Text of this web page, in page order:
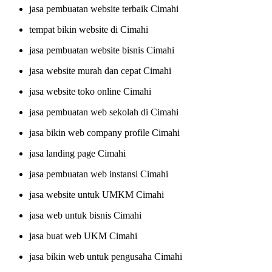
jasa pembuatan website terbaik Cimahi
tempat bikin website di Cimahi
jasa pembuatan website bisnis Cimahi
jasa website murah dan cepat Cimahi
jasa website toko online Cimahi
jasa pembuatan web sekolah di Cimahi
jasa bikin web company profile Cimahi
jasa landing page Cimahi
jasa pembuatan web instansi Cimahi
jasa website untuk UMKM Cimahi
jasa web untuk bisnis Cimahi
jasa buat web UKM Cimahi
jasa bikin web untuk pengusaha Cimahi